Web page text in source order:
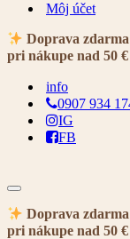
Môj účet
Doprava
pri nákupe nad 50 €
info
0907 934
IG
FB
Menu
navigácie
Doprava
pri nákupe nad 50 €